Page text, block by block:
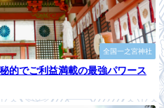
全国一之宮神社
的でご利益満載の最強パワース